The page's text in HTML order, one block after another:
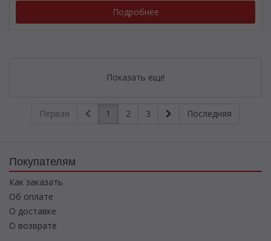
Подробнее
Показать ещё
Первая 1 2 3 Последняя
Покупателям
Как заказать
Об оплате
О доставке
О возврате